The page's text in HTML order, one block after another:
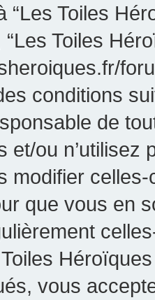
“Les Toiles
“Les Toiles
conditions
de
et/ou n’utilisez
modifier
que vous en
Toiles
vous